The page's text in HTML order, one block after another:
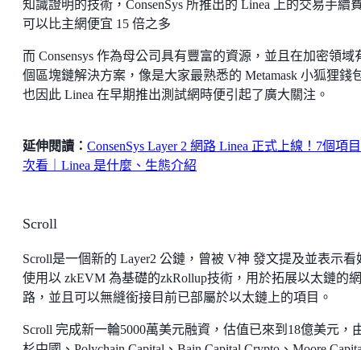
知識證明的技術，ConsenSys 所推出的 Linea 上的交易手續
可以比主網便宜 15 倍之多
而 Consensys 作為母公司具有豐富的資源，並且在加密領域
個區塊鏈解決方案，像是大家最熟悉的 Metamask 小狐狸錢
也因此 Linea 在早期推出測試網時便引起了廣大關注。
延伸閱讀： ConsenSys Layer 2 網路 Linea 正式上線！7個項
次看｜Linea 是什麼、生態介紹
Scroll
Scroll是一個新的 Layer2 公鏈，曾被 V神 發文提及並表示看
使用以 zkEVM 為基礎的zkRollup技術，用於拓展以太鏈的網
路，並且可以無縫銜接目前已部屬於以太鏈上的項目。
Scroll 完成新一輪5000萬美元融資，估值已來到18億美元，